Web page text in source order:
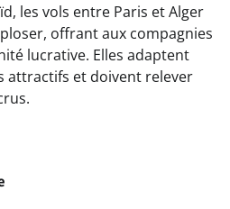
les vols entre Paris et Alger
offrant aux compagnies
lucrative. Elles adaptent
attractifs et doivent relever